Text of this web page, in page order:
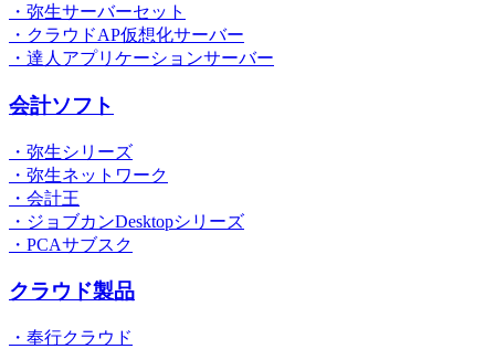
・弥生サーバーセット
・クラウドAP仮想化サーバー
・達人アプリケーションサーバー
会計ソフト
・弥生シリーズ
・弥生ネットワーク
・会計王
・ジョブカンDesktopシリーズ
・PCAサブスク
クラウド製品
・奉行クラウド